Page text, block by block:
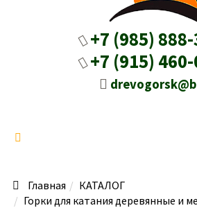
+7 (985)
+7 (915)
Главная
КАТАЛОГ
Горки для катания деревянные и